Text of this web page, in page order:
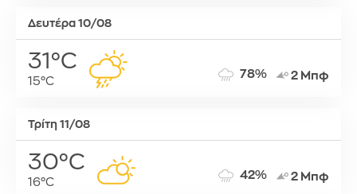
Δευτέρα 10/08
31°C
15°C
78% 2 Μπφ
Τρίτη 11/08
30°C
16°C
42% 2 Μπφ